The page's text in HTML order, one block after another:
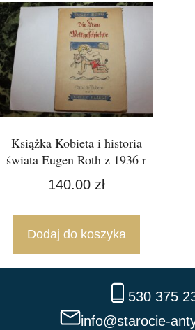
Książka Kobieta i historia
świata Eugen Roth z 1936 r
140.00 zł
Dodaj do koszyka
530 375
info@starocie-